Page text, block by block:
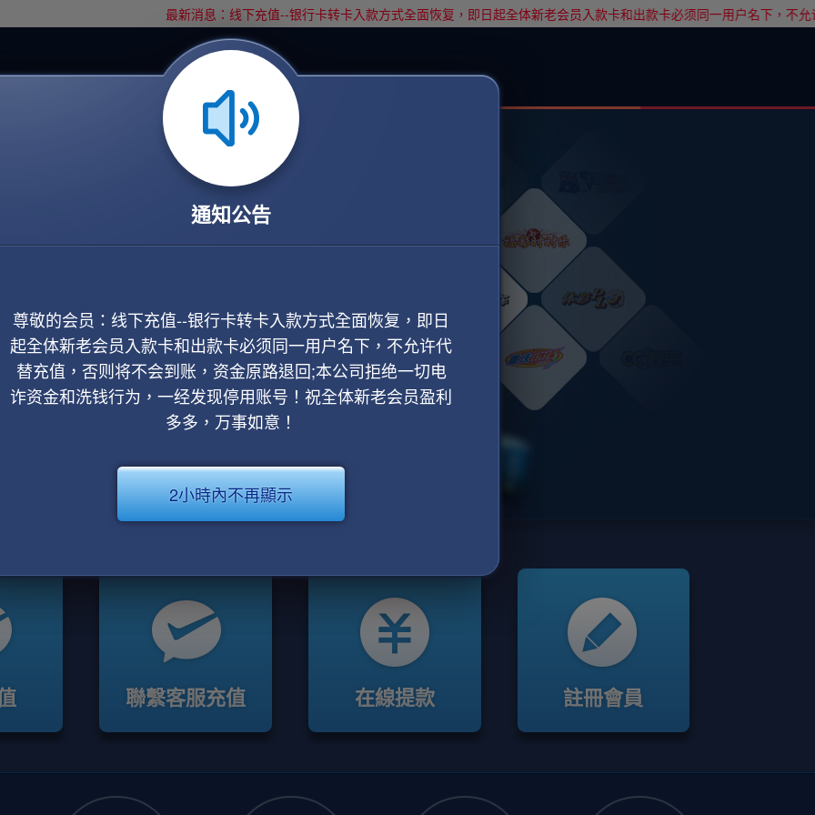
最新消息：线下充值--银行卡转卡入款方式全面恢复，即日起全体新老会员入款卡和出款卡必须同一用户名下，不允
聯繫客服充值 在線提款 註冊會員
通知公告
尊敬的会员：线下充值--银行卡转卡入款方式全面恢复，即日
起全体新老会员入款卡和出款卡必须同一用户名下，不允许代
替充值，否则将不会到账，资金原路退回;本公司拒绝一切电
诈资金和洗钱行为，一经发现停用账号！祝全体新老会员盈利
多多，万事如意！
2小時內不再顯示